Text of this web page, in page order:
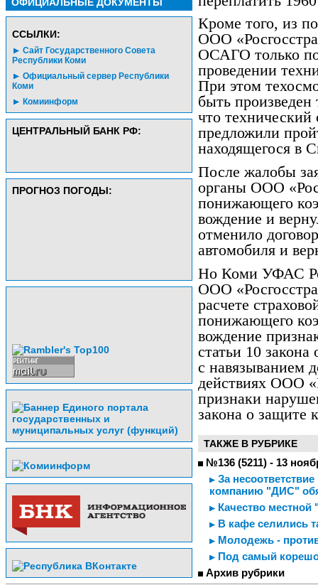
CСЫЛКИ:
Сайт Государственного Совета
Республики Коми
Официальный сервер Республики
Коми
Комиинформ
ЦЕНТРАЛЬНЫЙ БАНК РФ:
ПРОГНОЗ ПОГОДЫ:
Кроме того, из
ООО
ОСАГО только
проведении
При этом
быть произведен
что
предложили
находящегося в
После жалобы
органы ООО
понижающего
вождение и
отменило
автомобиля и
Но Коми УФАС
ООО
расчете
понижающего
вождение
статьи 10
с навязыванием
действиях ООО
признаки
закона о защите
ТАКЖЕ В РУБРИКЕ
№136 (5211) - 13
За
компанию "ДИС"
Качество
В кафе селились
Молодежь -
Под самый
Архив рубрики